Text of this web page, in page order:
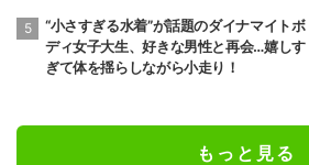
“小さすぎる水着”が話題のダイナマイトボ
ディ女子大生、好きな男性と再会…嬉しす
ぎて体を揺らしながら小走り！
もっと見る